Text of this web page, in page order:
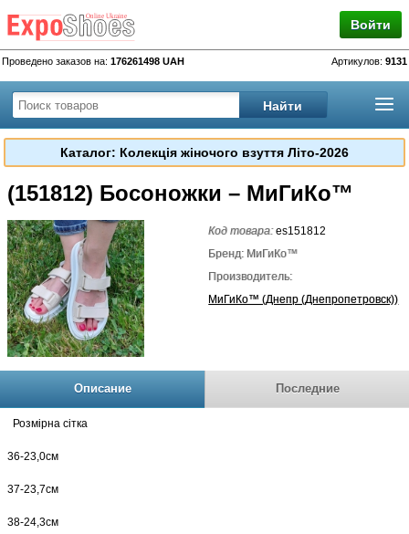
Войти
Проведено заказов на: 176261498 UAH Артикулов: 9131
Каталог: Колекція жіночого взуття Літо-2026
(151812) Босоножки – МиГиКо™
Код товара:es151812
Бренд: МиГиКо™
Производитель:
МиГиКо™ (Днепр (Днепропетровск))
Описание Последние
Розмірна сітка
36-23,0см
37-23,7см
38-24,3см